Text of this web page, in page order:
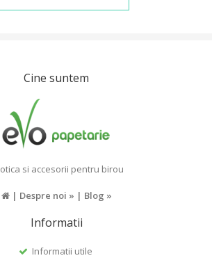
Cine suntem
si accesorii pentru birou
| Despre noi » | Blog »
Informatii
Informatii utile